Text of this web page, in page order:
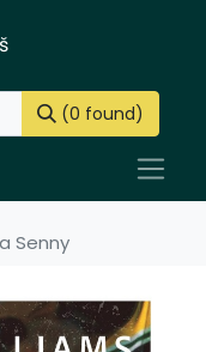
(0 found)
Senny